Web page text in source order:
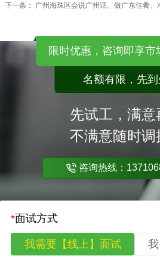
下一条：
广州海珠区会说广州话、做广东佳肴、
限时优惠，咨询即享市
名额有限，先
先试工，满意
不满意随时调
咨询热线：
*面试方式
我需要【线上】面试